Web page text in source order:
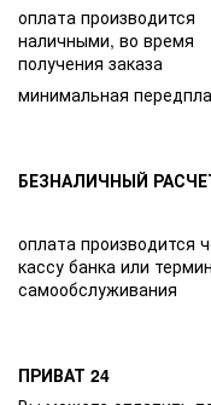
оплата производится
наличными, во время
получения заказа
минимальная
БЕЗНАЛИЧНЫЙ
оплата производится
кассу банка или
самообслуживания
ПРИВАТ 24